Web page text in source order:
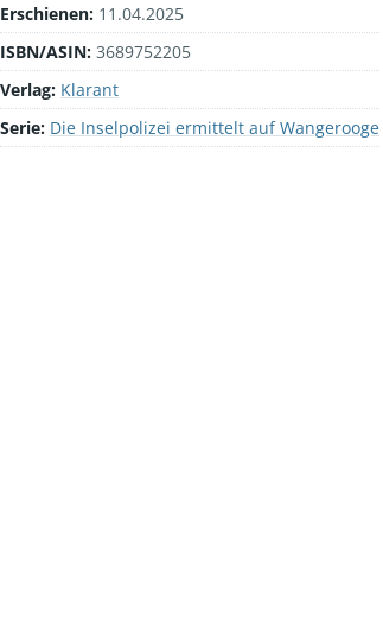
Erschienen: 11.04.2025
ISBN/ASIN: 3689752205
Verlag: Klarant
Serie: Die Inselpolizei ermittelt auf Wangerooge